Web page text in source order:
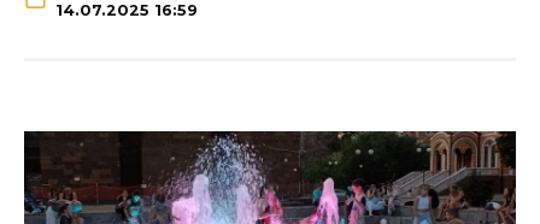
14.07.2025 16:59